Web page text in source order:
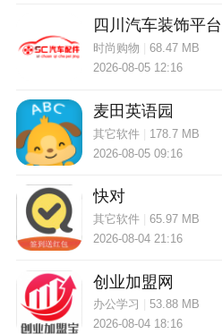
四川汽车装饰平台
时尚购物
68.47 MB
2026-08-05 12:16
麦田英语园
其它软件| 178.7 MB
2026-08-05 09:16
快对
其它软件| 65.97 MB
2026-08-04 21:16
创业加盟网
办公学习
53.88 MB
2026-08-04 18:16